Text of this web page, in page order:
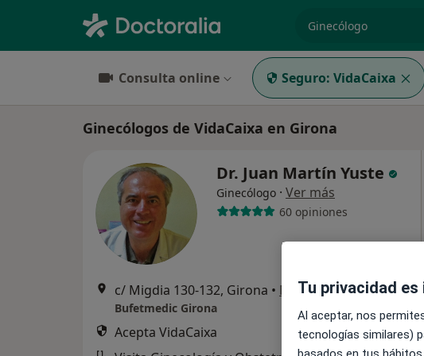
especialidad,
Consulta online Seguro: VidaCaixa
Ginecólogos de VidaCaixa en Girona
Dr. Juan Martín Yuste
Ginecólogo · Ver más
60 opiniones
c/ Migdia 130-132, Girona • Mapa
Bufetmedic Girona
Acepta VidaCaixa
Tu privacidad
Al aceptar, nos
tecnologías similares)